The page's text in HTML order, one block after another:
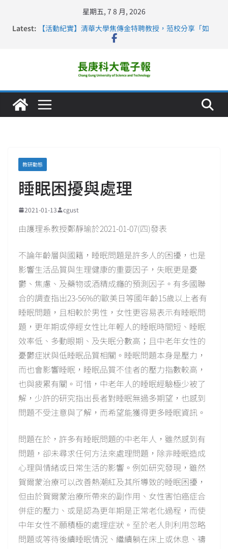
星期五, 7 8 月, 2026
Latest:
【活動紀實】清華大學焦傳金特聘教授，蒞校分享「如
長庚科大連四年穩居《遠見》醫學大學第5名 辦學實力再
深化永續醫療 長庚科大攜菲、印頂尖大學跨國合作
長庚科大護理系勇奪2026羅馬尼亞歐洲盃國際發明展雙
金牌暨雙特別獎 AI智慧照護與護理教育創新獲國際肯定
教研動態
睡眠困擾與處理
2021-01-13 cgust
由護理系教授鄭靜瑜於2021-01-07(四)發表
不論年齡層與國籍，睡眠問題是許多人的困擾，也是
影響生活品質與生理健康的重要因子，失眠更是憂
鬱、焦慮、及藥物或酒精成癮的預測因子。有多國聯
合的調查指出23-56%的歐美日等國年齡15歲以上者有
睡眠問題，且相較於男性，女性更容易表示有睡眠問
題，更年期或停經女性比年輕人的睡眠時間短、睡眠
效率低、多動眼期、及失眠分數高；且中老年女性的
憂鬱症狀與低睡眠品質相關。睡眠問題本身是壓力，
而也會影響睡眠，睡眠品質不佳者的壓力指數較高，
也與疲累有關。可惜，中老年人的睡眠經驗極少被了
解，少許的研究指出長者對睡眠無過多期望，也感到
問題不受注意與了解，而希望能獲得更多睡眠資訊。
問題在於，許多有睡眠問題的中老年人，雖然感到有
問題，卻未尋求任何方法來處理問題，除非睡眠造成
心理與情緒或日常生活的影響。例如研究發現，雖然
賀爾蒙治療可以改善熱潮紅及其所導致的睡眠困擾，
但由於賀爾蒙治療所帶來的副作用、女性害怕癌症合
併症的壓力、或是認為更年期是正常老化過程，而使
中年女性不願積極的處理症狀。至於老人則利用忽略
問題或等待後續睡眠情況、繼續躺在床上或休息、禱